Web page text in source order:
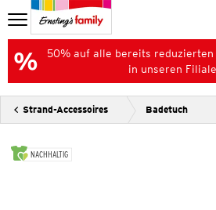
50% auf alle bereits
in unseren
Strand-Accessoires Badetuch
NACHHALTIG